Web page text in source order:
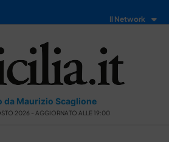
Il Network
da Maurizio Scaglione
2026 - AGGIORNATO ALLE 19:00